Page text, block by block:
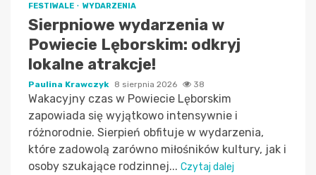
FESTIWALE WYDARZENIA
Sierpniowe wydarzenia w
Powiecie Lęborskim: odkryj
lokalne atrakcje!
Paulina Krawczyk 8 sierpnia 2026 38
Wakacyjny czas w Powiecie Lęborskim
zapowiada się wyjątkowo intensywnie i
różnorodnie. Sierpień obfituje w wydarzenia,
które zadowolą zarówno miłośników kultury, jak i
osoby szukające rodzinnej... Czytaj dalej